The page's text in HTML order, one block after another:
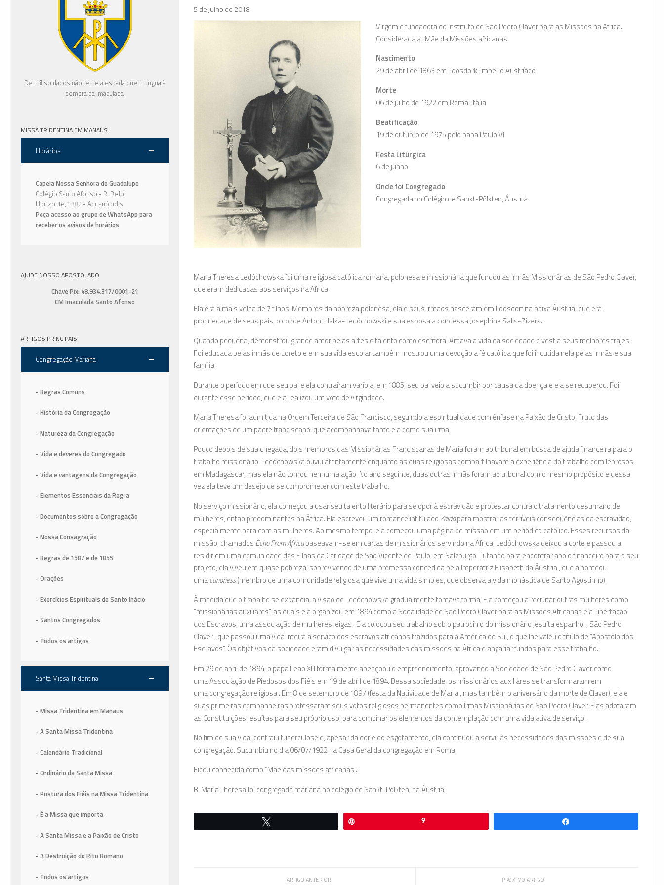
5 de julho de 2018
Virgem e fundadora do Instituto de São Pedro Claver para as Missões na Africa.
Considerada a "Mãe da Missões africanas"
Nascimento
29 de abril de 1863 em Loosdork, Império Austríaco
Morte
06 de julho de 1922 em Roma, Itália
Beatificação
19 de outubro de 1975 pelo papa Paulo VI
Festa Litúrgica
6 de junho
Onde foi Congregado
Congregada no Colégio de Sankt-Põlkten, Áustria
Maria Theresa Ledóchowska foi uma religiosa católica romana, polonesa e missionária que fundou as Irmãs Missionárias de São Pedro Claver,
que eram dedicadas aos serviços na África.
Ela era a mais velha de 7 filhos. Membros da nobreza polonesa, ela e seus irmãos nasceram em Loosdorf na baixa Áustria, que era
propriedade de seus pais, o conde Antoni Halka-Ledóchowski e sua esposa a condessa Josephine Salis-Zizers.
Quando pequena, demonstrou grande amor pelas artes e talento como escritora. Amava a vida da sociedade e vestia seus melhores trajes.
Foi educada pelas irmãs de Loreto e em sua vida escolar também mostrou uma devoção a fé católica que foi incutida nela pelas irmãs e sua
família.
Durante o período em que seu pai e ela contraíram varíola, em 1885, seu pai veio a sucumbir por causa da doença e ela se recuperou. Foi
durante esse período, que ela realizou um voto de virgindade.
Maria Theresa foi admitida na Ordem Terceira de São Francisco, seguindo a espiritualidade com ênfase na Paixão de Cristo. Fruto das
orientações de um padre franciscano, que acompanhava tanto ela como sua irmã.
Pouco depois de sua chegada, dois membros das Missionárias Franciscanas de Maria foram ao tribunal em busca de ajuda financeira para o
trabalho missionário, Ledóchowska ouviu atentamente enquanto as duas religiosas compartilhavam a experiência do trabalho com leprosos
em Madagascar, mas ela não tomou nenhuma ação. No ano seguinte, duas outras irmãs foram ao tribunal com o mesmo propósito e dessa
vez ela teve um desejo de se comprometer com este trabalho.
No serviço missionário, ela começou a usar seu talento literário para se opor à escravidão e protestar contra o tratamento desumano de
mulheres, então predominantes na África. Ela escreveu um romance intituladoZaidapara mostrar as terríveis consequências da escravidão,
especialmente para com as mulheres. Ao mesmo tempo, ela começou uma página de missão em um periódico católico. Esses recursos da
missão, chamados Echo From Africabaseavam-se em cartas de missionários servindo na África. Ledóchowska deixou a corte e passou a
residir em uma comunidade das Filhas da Caridade de São Vicente de Paulo, em Salzburgo. Lutando para encontrar apoio financeiro para o seu
projeto, ela viveu em quase pobreza, sobrevivendo de uma promessa concedida pela Imperatriz Elisabeth da Áustria , que a nomeou
umacanoness(membro de uma comunidade religiosa que vive uma vida simples, que observa a vida monástica de Santo Agostinho).
À medida que o trabalho se expandia, a visão de Ledóchowska gradualmente tomava forma. Ela começou a recrutar outras mulheres como
"missionárias auxiliares", as quais ela organizou em 1894 como a Sodalidade de São Pedro Claver para as Missões Africanas e a Libertação
dos Escravos, uma associação de mulheres leigas . Ela colocou seu trabalho sob o patrocínio do missionário jesuíta espanhol , São Pedro
Claver , que passou uma vida inteira a serviço dos escravos africanos trazidos para a América do Sul, o que lhe valeu o título de "Apóstolo dos
Escravos". Os objetivos da sociedade eram divulgar as necessidades das missões na África e angariar fundos para esse trabalho.
Em 29 de abril de 1894, o papa Leão XIII formalmente abençoou o empreendimento, aprovando a Sociedade de São Pedro Claver como
uma Associação de Piedosos dos Fiéis em 19 de abril de 1894. Dessa sociedade, os missionários auxiliares se transformaram em
uma congregação religiosa . Em 8 de setembro de 1897 (festa da Natividade de Maria , mas também o aniversário da morte de Claver), ela e
suas primeiras companheiras professaram seus votos religiosos permanentes como Irmãs Missionárias de São Pedro Claver. Elas adotaram
as Constituições Jesuítas para seu próprio uso, para combinar os elementos da contemplação com uma vida ativa de serviço.
No fim de sua vida, contraiu tuberculose e, apesar da dor e do esgotamento, ela continuou a servir às necessidades das missões e de sua
congregação. Sucumbiu no dia 06/07/1922 na Casa Geral da congregação em Roma.
Ficou conhecida como “Mãe das missões africanas”.
B. Maria Theresa foi congregada mariana no colégio de Sankt-Põlkten, na Áustria
9
PRÓXIMO ARTIGO
ARTIGO ANTERIOR
De mil soldados não teme a espada quem pugna à
sombra da Imaculada!
MISSA TRIDENTINA EM MANAUS
Horários
Capela Nossa Senhora de Guadalupe
Colégio Santo Afonso - R. Belo
Horizonte, 1382 - Adrianópolis
Peça acesso ao grupo de WhatsApp para
receber os avisos de horários
AJUDE NOSSO APOSTOLADO
Chave Pix: 48.934.317/0001-21
CM Imaculada Santo Afonso
ARTIGOS PRINCIPAIS
Congregação Mariana
- Regras Comuns
- História da Congregação
- Natureza da Congregação
- Vida e deveres do Congregado
- Vida e vantagens da Congregação
- Elementos Essenciais da Regra
- Documentos sobre a Congregação
- Nossa Consagração
- Regras de 1587 e de 1855
- Orações
- Exercícios Espirituais de Santo Inácio
- Santos Congregados
- Todos os artigos
Santa Missa Tridentina
- Missa Tridentina em Manaus
- A Santa Missa Tridentina
- Calendário Tradicional
- Ordinário da Santa Missa
- Postura dos Fiéis na Missa Tridentina
- É a Missa que importa
- A Santa Missa e a Paixão de Cristo
- A Destruição do Rito Romano
- Todos os artigos